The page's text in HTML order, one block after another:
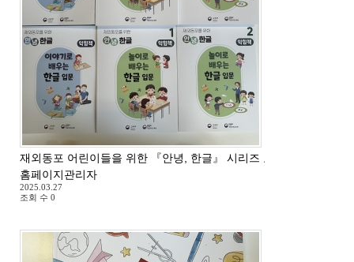
재외동포 어린이들을 위한 『안녕, 한글』 시리즈 교재 도착
홈페이지관리자
2025.03.27
조회 수 0